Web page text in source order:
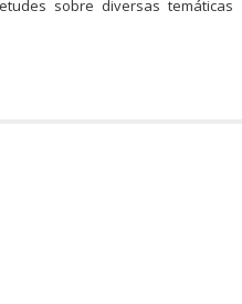
sobre diversas temáticas